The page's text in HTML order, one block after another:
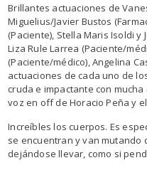
Brillantes actuaciones de
Miguelius/Javier Bustos
(Paciente), Stella Maris Isoldi y
Liza Rule Larrea (Paciente/
(Paciente/médico), Angelina
actuaciones de cada uno de
cruda e impactante con
voz en off de Horacio Peña y
Increíbles los cuerpos. Es
se encuentran y van mutando
dejándose llevar, como si